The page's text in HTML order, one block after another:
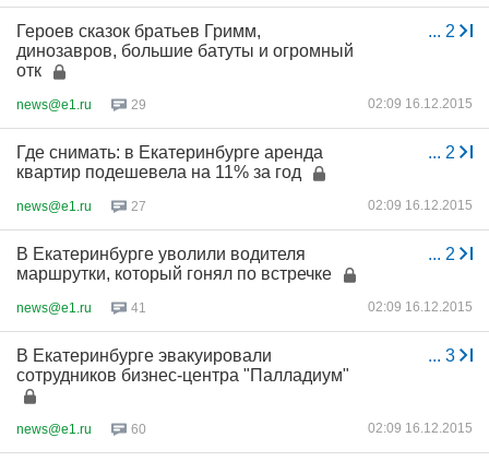
... 2
Героев сказок братьев Гримм,
динозавров, большие батуты и огромный
отк
news@e1.ru 29 02:09 16.12.2015
... 2
Где снимать: в Екатеринбурге аренда
квартир подешевела на 11% за год
news@e1.ru 27 02:09 16.12.2015
... 2
В Екатеринбурге уволили водителя
маршрутки, который гонял по встречке
news@e1.ru 41 02:09 16.12.2015
... 3
В Екатеринбурге эвакуировали
сотрудников бизнес-центра "Палладиум"
news@e1.ru 60 02:09 16.12.2015